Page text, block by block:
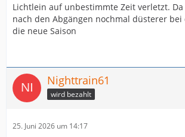
Lichtlein auf unbestimmte Zeit verletzt.
nach den Abgängen nochmal düsterer
die neue Saison
Nighttrain61
wird bezahlt
25. Juni 2026 um 14:17